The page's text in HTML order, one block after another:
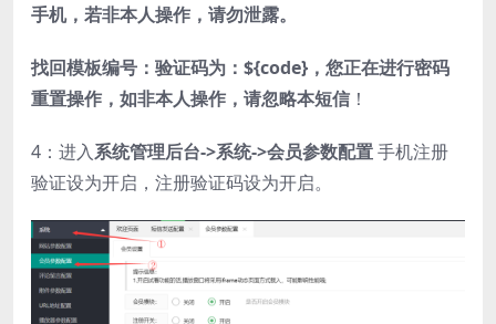
手机，若非本人操作，请勿泄露。
找回模板编号：验证码为：${code}，您正在进行密码
重置操作，如非本人操作，请忽略本短信 ！
4：进入系统管理后台->系统->会员参数配置手机注册
验证设为开启，注册验证码设为开启。